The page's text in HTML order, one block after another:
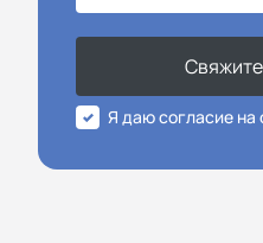
Я даю согласие на